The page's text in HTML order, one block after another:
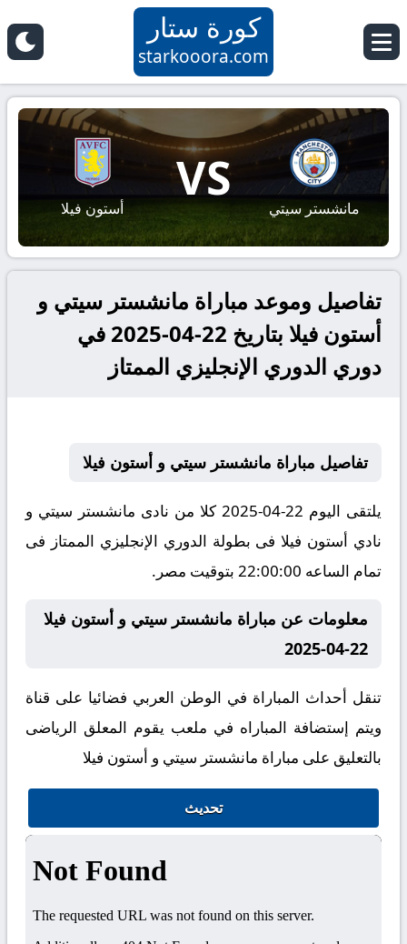
كورة ستار
starkooora.com
مانشستر سيتي
VS
أستون فيلا
تفاصيل وموعد مباراة مانشستر سيتي و
أستون فيلا بتاريخ 22-04-2025 في
دوري الدوري الإنجليزي الممتاز
تفاصيل مباراة مانشستر سيتي و أستون فيلا
يلتقى اليوم 22-04-2025 كلا من نادى مانشستر سيتي و
نادي أستون فيلا فى بطولة الدوري الإنجليزي الممتاز فى
تمام الساعه 22:00:00 بتوقيت مصر.
معلومات عن مباراة مانشستر سيتي و أستون فيلا
22-04-2025
تنقل أحداث المباراة في الوطن العربي فضائيا على قناة
ويتم إستضافة المباراه في ملعب يقوم المعلق الرياضى
بالتعليق على مباراة مانشستر سيتي و أستون فيلا
تحديث